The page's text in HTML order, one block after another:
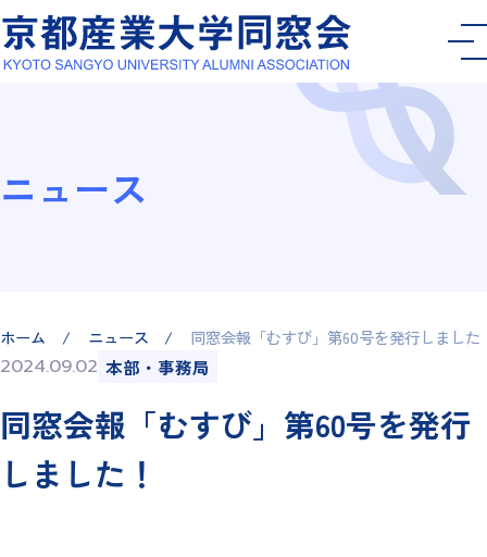
ニュース
ホーム ニュース 同窓会報「むすび」第60号を発行しました
2024.09.02 本部・事務局
同窓会報「むすび」第60号を発行
しました！